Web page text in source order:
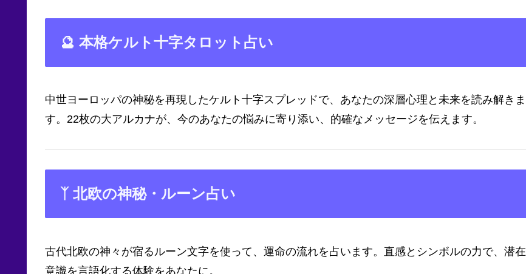
🔮 本格ケルト十字タロット占い
中世ヨーロッパの神秘を再現したケルト十字スプレッドで、あなたの深層心理と未来を読み解きま
す。22枚の大アルカナが、今のあなたの悩みに寄り添い、的確なメッセージを伝えます。
ᛉ 北欧の神秘・ルーン占い
古代北欧の神々が宿るルーン文字を使って、運命の流れを占います。直感とシンボルの力で、潜在
意識を言語化する体験をあなたに。